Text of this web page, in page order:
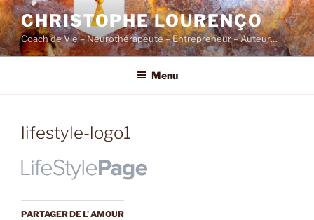
Skip
to
content
CHRISTOPHE LOURENÇO
Coach de Vie – Neurothérapeute – Entrepreneur – Auteur…
Menu
lifestyle-logo1
PARTAGER DE L' AMOUR